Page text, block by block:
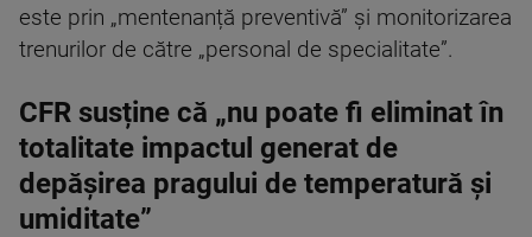
este prin „mentenanță preventivă” și monitorizarea
trenurilor de către „personal de specialitate”.
CFR susține că „nu poate fi eliminat în
totalitate impactul generat de
depășirea pragului de temperatură și
umiditate”